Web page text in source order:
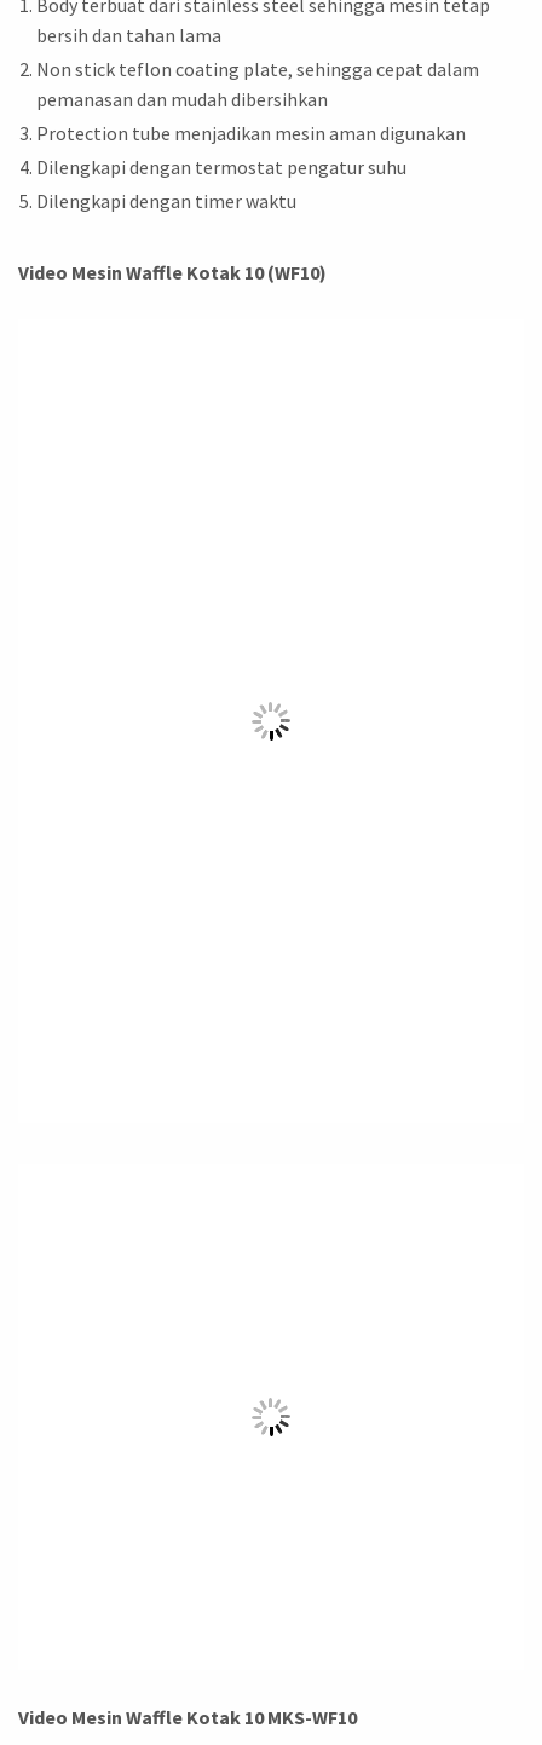
bersih dan tahan lama
Non stick teflon coating plate, sehingga cepat dalam
pemanasan dan mudah dibersihkan
Protection tube menjadikan mesin aman digunakan
Dilengkapi dengan termostat pengatur suhu
Dilengkapi dengan timer waktu
Video Mesin Waffle Kotak 10 (WF10)
Video Mesin Waffle Kotak 10 MKS-WF10